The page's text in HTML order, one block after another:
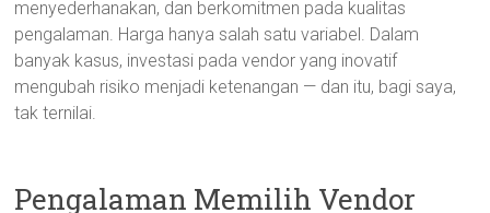
menyederhanakan, dan berkomitmen pada kualitas
pengalaman. Harga hanya salah satu variabel. Dalam
banyak kasus, investasi pada vendor yang inovatif
mengubah risiko menjadi ketenangan — dan itu, bagi saya,
tak ternilai.
Pengalaman Memilih Vendor